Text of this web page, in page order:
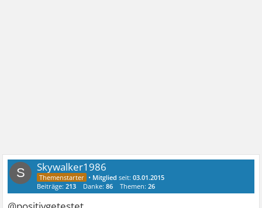
S Skywalker1986
• Mitglied seit:03.01.2015
Beiträge:213 Danke:86 Themen:26